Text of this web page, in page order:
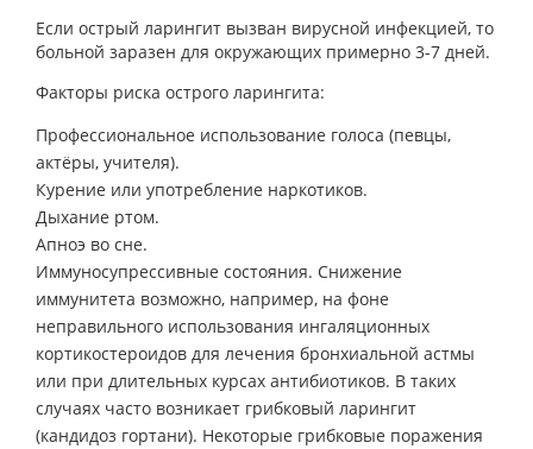
Если острый ларингит вызван вирусной инфекцией, то
больной заразен для окружающих примерно 3-7 дней.
Факторы риска острого ларингита:
Профессиональное использование голоса (певцы,
актёры, учителя).
Курение или употребление наркотиков.
Дыхание ртом.
Апноэ во сне.
Иммуносупрессивные состояния. Снижение
иммунитета возможно, например, на фоне
неправильного использования ингаляционных
кортикостероидов для лечения бронхиальной астмы
или при длительных курсах антибиотиков. В таких
случаях часто возникает грибковый ларингит
(кандидоз гортани). Некоторые грибковые поражения